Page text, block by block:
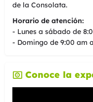
de la Consolata.
Horario de atención:
- Lunes a sábado de
- Domingo de 9:00 am
Conoce la